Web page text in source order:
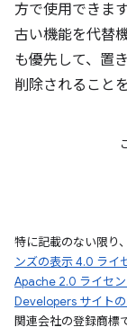
方で使用できま
古い機能を代替
も優先して、置
削除されること
特に記載のない限り
ンズの表示 4.0 ライ
Apache 2.0 ライセ
Developers サイト
関連会社の登録商標